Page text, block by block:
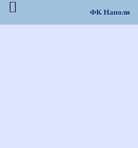
ФК Наполи